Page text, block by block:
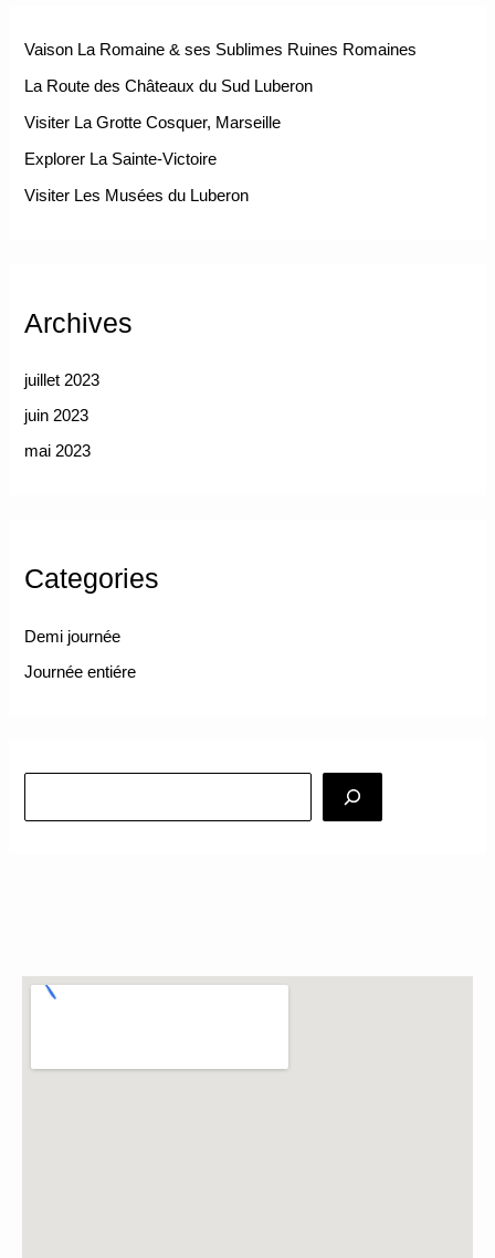
Vaison La Romaine & ses Sublimes Ruines Romaines
La Route des Châteaux du Sud Luberon
Visiter La Grotte Cosquer, Marseille
Explorer La Sainte-Victoire
Visiter Les Musées du Luberon
Archives
juillet 2023
juin 2023
mai 2023
Categories
Demi journée
Journée entiére